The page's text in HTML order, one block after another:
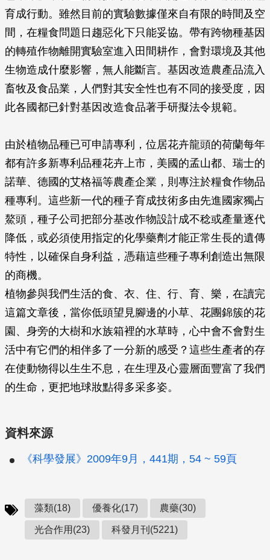
育成行動。雖然目前的實驗數據僅來自有限的時間及空
間，在糧食問題日趨惡化下只能妥協。帶有跨物種基因
的轉殖作物離開實驗室進入田間耕作，會對環境及其他
生物造成什麼影響，無人能斷言。基因改造農產品流入
畜牧及食品業，人們對其安全性也有不同的接受度，因
此各國都已針對基因改造食品著手研擬法令規範。
由於植物品種已可申請專利，位居花卉龍頭的荷蘭每年
都有許多新專利品種花卉上市，美國的孟山都、瑞士的
諾華、德國的艾格福等農產企業，則專注於糧食作物品
種專利。這些新一代的種子育成技術多由先進國家獨占
鰲頭，種子公司把部分基改作物設計成不稔或產量逐代
降低，或必須使用指定的化學藥劑才能正常生長的遺傳
特性，以確保自身利益，憑藉這些種子專利創造出無限
的商機。
植物參與我們生活的食、衣、住、行、育、樂，在讀完
這篇文章後，當你低頭望見腳邊的小草、花團錦簇的花
園、身旁的大樹和水族箱裡的水草時，心中會不會對生
活中有它們的相伴多了一分新的感受？這些生產者的存
在使動物得以生生不息，在生理及心靈層面豐富了我們
的生命，更把地球妝點得多采多姿。
資料來源
《科學發展》2009年9月，441期，54 ~ 59頁
藻類(18) 優養化(17) 農藥(30)
光合作用(23) 科發月刊(5221)